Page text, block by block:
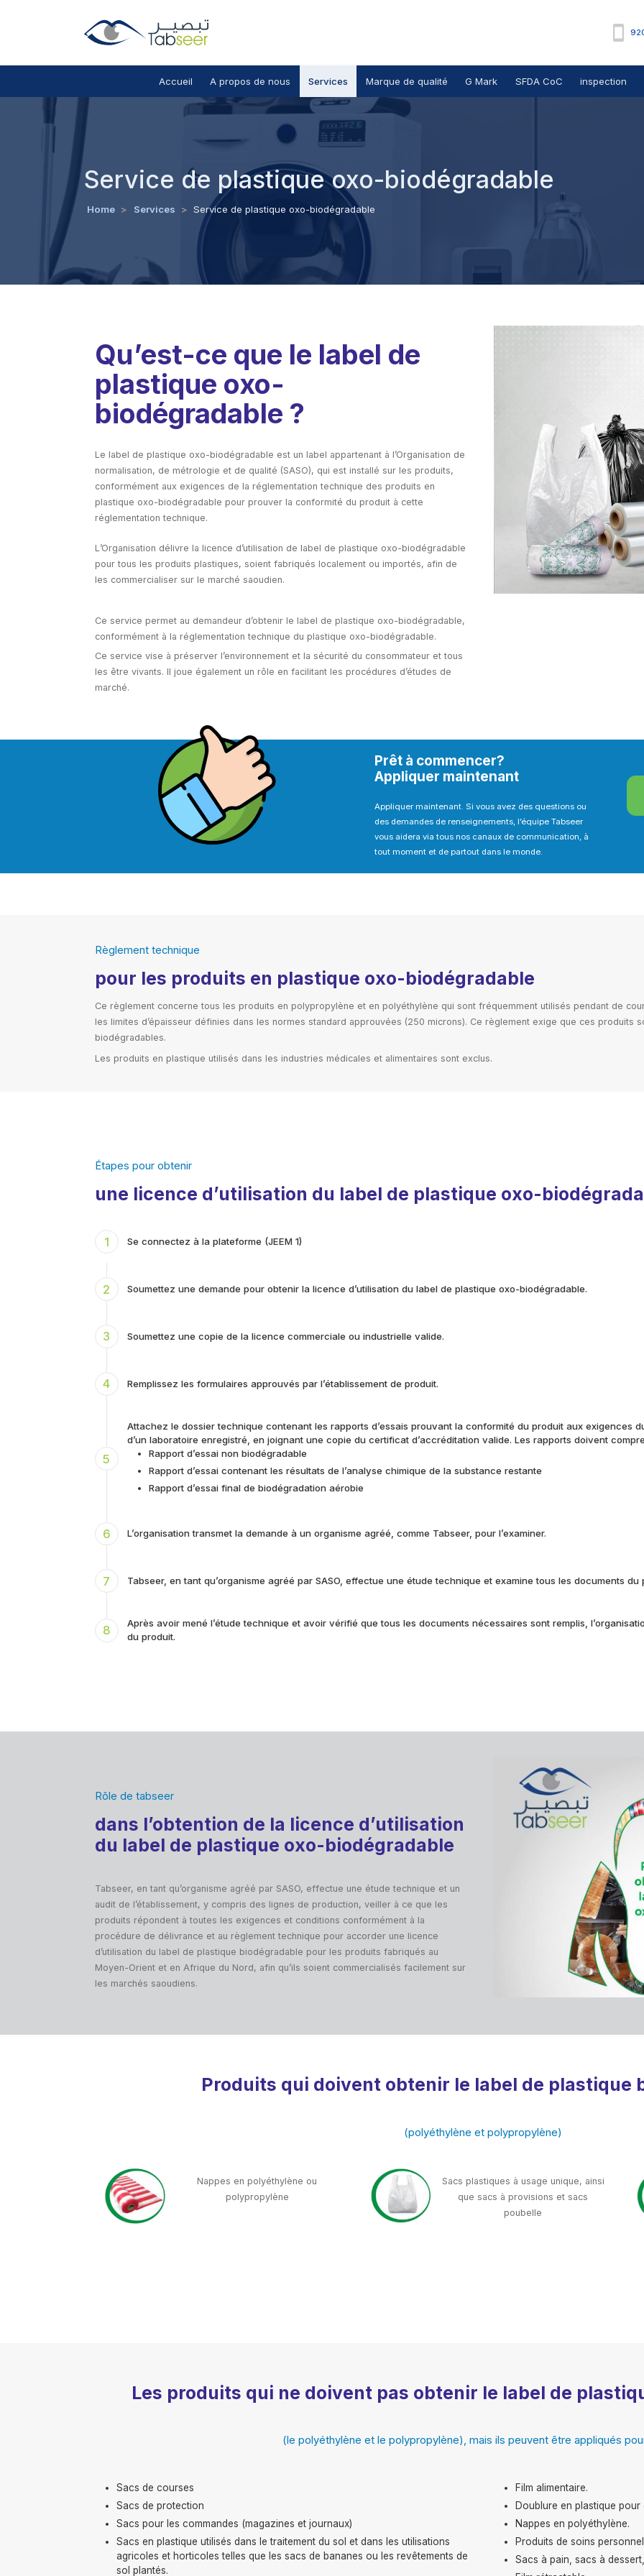
Accueil A propos de nous Services Marque de qualité G Mark SFDA CoC inspection
Service de plastique oxo-biodégradable
Home > Services > Service de plastique oxo-biodégradable
Qu’est-ce que le label de
plastique oxo-
biodégradable ?
Le label de plastique oxo-biodégradable est un label appartenant à l’Organisation de
normalisation, de métrologie et de qualité (SASO), qui est installé sur les produits,
conformément aux exigences de la réglementation technique des produits en
plastique oxo-biodégradable pour prouver la conformité du produit à cette
réglementation technique.
L’Organisation délivre la licence d’utilisation de label de plastique oxo-biodégradable
pour tous les produits plastiques, soient fabriqués localement ou importés, afin de
les commercialiser sur le marché saoudien.
Ce service permet au demandeur d’obtenir le label de plastique oxo-biodégradable,
conformément à la réglementation technique du plastique oxo-biodégradable.
Ce service vise à préserver l’environnement et la sécurité du consommateur et tous
les être vivants. Il joue également un rôle en facilitant les procédures d’études de
marché.
Prêt à commencer?
Appliquer maintenant
Appliquer maintenant. Si vous avez des questions ou
des demandes de renseignements, l’équipe Tabseer
vous aidera via tous nos canaux de communication, à
tout moment et de partout dans le monde.
Règlement technique
pour les produits en plastique oxo-biodégradable
Ce règlement concerne tous les produits en polypropylène et en polyéthylène qui sont fréquemment utilisés pendant de
les limites d’épaisseur définies dans les normes standard approuvées (250 microns). Ce règlement exige que ces produits
biodégradables.
Les produits en plastique utilisés dans les industries médicales et alimentaires sont exclus.
Étapes pour obtenir
une licence d’utilisation du label de plastique oxo-
1 Se connectez à la plateforme (JEEM 1)
2 Soumettez une demande pour obtenir la licence d’utilisation du label de plastique oxo-biodégradable.
3 Soumettez une copie de la licence commerciale ou industrielle valide.
4 Remplissez les formulaires approuvés par l’établissement de produit.
5
Attachez le dossier technique contenant les rapports d’essais prouvant la conformité du produit aux exigences
d’un laboratoire enregistré, en joignant une copie du certificat d’accréditation valide. Les rapports doivent
Rapport d’essai non biodégradable
Rapport d’essai contenant les résultats de l’analyse chimique de la substance restante
Rapport d’essai final de biodégradation aérobie
6 L’organisation transmet la demande à un organisme agréé, comme Tabseer, pour l’examiner.
7 Tabseer, en tant qu’organisme agréé par SASO, effectue une étude technique et examine tous les documents du
8
Après avoir mené l’étude technique et avoir vérifié que tous les documents nécessaires sont remplis,
du produit.
Rôle de tabseer
dans l’obtention de la licence d’utilisation
du label de plastique oxo-biodégradable
Tabseer, en tant qu’organisme agréé par SASO, effectue une étude technique et un
audit de l’établissement, y compris des lignes de production, veiller à ce que les
produits répondent à toutes les exigences et conditions conformément à la
procédure de délivrance et au règlement technique pour accorder une licence
d’utilisation du label de plastique biodégradable pour les produits fabriqués au
Moyen-Orient et en Afrique du Nord, afin qu’ils soient commercialisés facilement sur
les marchés saoudiens.
Produits qui doivent obtenir le label de plastique
(polyéthylène et polypropylène)
Nappes en polyéthylène ou
polypropylène
Sacs plastiques à usage unique, ainsi
que sacs à provisions et sacs
poubelle
Les produits qui ne doivent pas obtenir le label de
(le polyéthylène et le polypropylène), mais ils peuvent être appliqués
Sacs de courses
Sacs de protection
Sacs pour les commandes (magazines et journaux)
Sacs en plastique utilisés dans le traitement du sol et dans les utilisations
agricoles et horticoles telles que les sacs de bananes ou les revêtements de
sol plantés.
Film alimentaire.
Doublure en plastique pour
Nappes en polyéthylène.
Produits de soins
Sacs à pain, sacs à